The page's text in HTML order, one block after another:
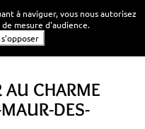
AU CHARME
DES-
à naviguer, vous nous autorisez
mesure d'audience.